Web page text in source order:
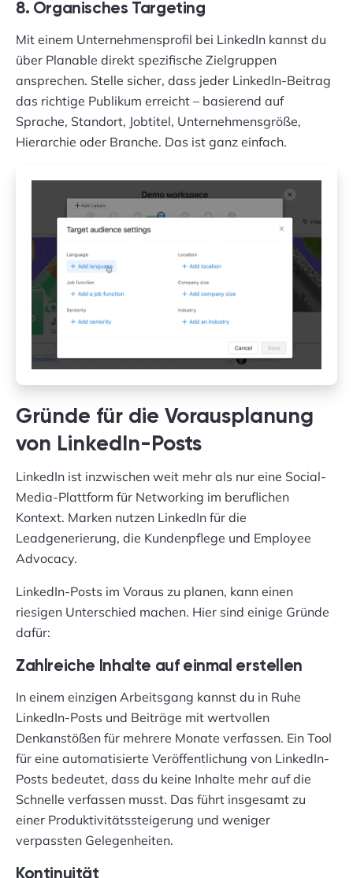
8. Organisches Targeting
Mit einem Unternehmensprofil bei LinkedIn kannst du
über Planable direkt spezifische Zielgruppen
ansprechen. Stelle sicher, dass jeder LinkedIn-Beitrag
das richtige Publikum erreicht – basierend auf
Sprache, Standort, Jobtitel, Unternehmensgröße,
Hierarchie oder Branche. Das ist ganz einfach.
Gründe für die Vorausplanung
von LinkedIn-Posts
LinkedIn ist inzwischen weit mehr als nur eine Social-
Media-Plattform für Networking im beruflichen
Kontext. Marken nutzen LinkedIn für die
Leadgenerierung, die Kundenpflege und Employee
Advocacy.
LinkedIn-Posts im Voraus zu planen, kann einen
riesigen Unterschied machen. Hier sind einige Gründe
dafür:
Zahlreiche Inhalte auf einmal erstellen
In einem einzigen Arbeitsgang kannst du in Ruhe
LinkedIn-Posts und Beiträge mit wertvollen
Denkanstößen für mehrere Monate verfassen. Ein Tool
für eine automatisierte Veröffentlichung von LinkedIn-
Posts bedeutet, dass du keine Inhalte mehr auf die
Schnelle verfassen musst. Das führt insgesamt zu
einer Produktivitätssteigerung und weniger
verpassten Gelegenheiten.
Kontinuität